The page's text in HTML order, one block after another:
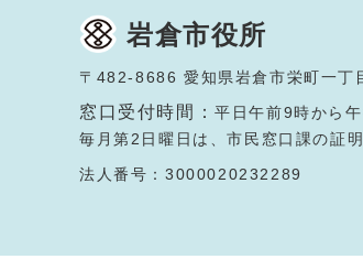
岩倉市役所
〒482-8686 愛知県岩倉市栄町一
窓口受付時間：平日午前9時から
毎月第2日曜日は、市民窓口課の証
法人番号：3000020232289